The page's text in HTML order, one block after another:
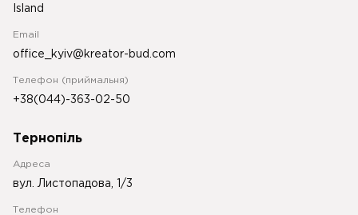
Island
Email
office_kyiv@kreator-bud.com
Телефон (приймальня)
+38(044)-363-02-50
Тернопіль
Адреса
вул. Листопадова, 1/3
Телефон